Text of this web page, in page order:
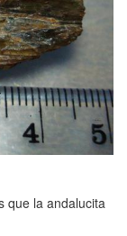
que la andalucita